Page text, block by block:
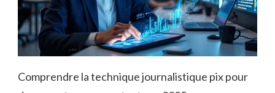
Comprendre la technique journalistique pix pour